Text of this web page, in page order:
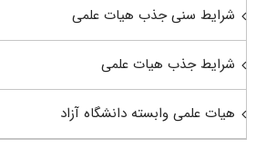
شرایط سنی جذب هیات علمی
شرایط جذب هیات علمی
هیات علمی وابسته دانشگاه آزاد